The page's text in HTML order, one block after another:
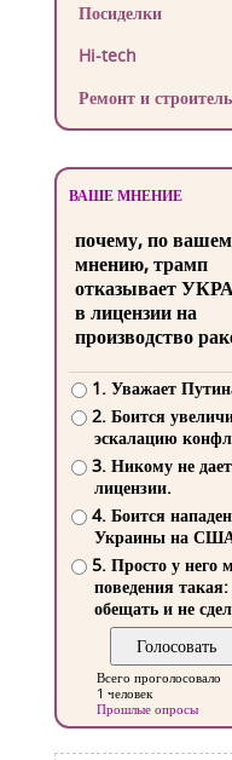
Посиделки
Hi-tech
Ремонт и
ВАШЕ МНЕНИЕ
почему, по
мнению, трамп
отказывает
в лицензии на
производство
1. Уважает
2. Боится
эскалацию
3. Никому не
лицензии.
4. Боится
Украины на
5. Просто у него
поведения такая:
обещать и не
Всего проголосовало
1 человек
Прошлые опросы